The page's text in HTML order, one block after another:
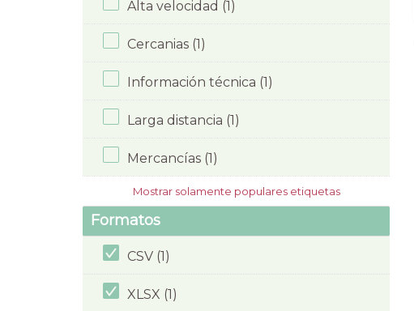
Alta velocidad (1)
Cercanias (1)
Información técnica (1)
Larga distancia (1)
Mercancías (1)
Mostrar solamente populares etiquetas
Formatos
CSV (1)
XLSX (1)